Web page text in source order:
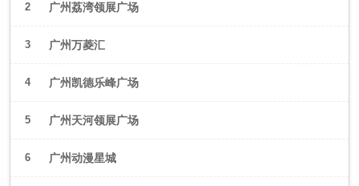
2 广州荔湾领展广场
3 广州万菱汇
4 广州凯德乐峰广场
5 广州天河领展广场
6 广州动漫星城